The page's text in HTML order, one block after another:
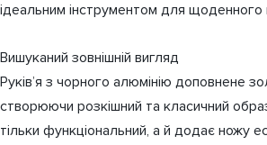
ідеальним інструментом для щоденного
Вишуканий зовнішній вигляд
Руків’я з чорного алюмінію доповнене
створюючи розкішний та класичний
тільки функціональний, а й додає ножу